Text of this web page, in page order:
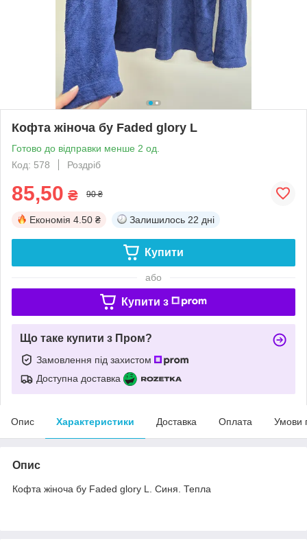
Кофта жіноча бу Faded glory L
Готово до відправки менше 2 од.
Код: 578
Роздріб
85,50 ₴ 90 ₴
Економія 4.50 ₴ Залишилось 22 дні
Купити
або
Купити з
Що таке купити з Пром?
Замовлення під захистом
Доступна доставка
Опис Характеристики Доставка Оплата Умови
Опис
Кофта жіноча бу Faded glory L. Синя. Тепла